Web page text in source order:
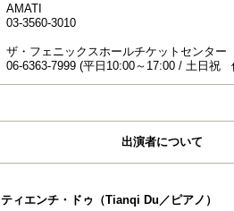
AMATI
03-3560-3010
ザ・フェニックスホールチケットセンター
06-6363-7999 (平日10:00～17:00 / 土日祝
出演者について
ティエンチ・ドゥ（Tianqi Du／ピアノ）